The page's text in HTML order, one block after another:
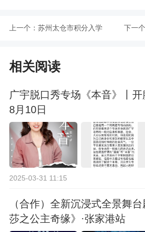
上一个： 苏州太仓市积分入学 下一个
相关阅读
广宇脱口秀专场《本音》丨开
8月10日
2025-03-31 11:15
（合作）全新沉浸式全景舞
莎之公主奇缘》·张家港站